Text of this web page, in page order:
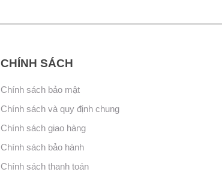
CHÍNH SÁCH
Chính sách bảo mật
Chính sách và quy định chung
Chính sách giao hàng
Chính sách bảo hành
Chính sách thanh toán